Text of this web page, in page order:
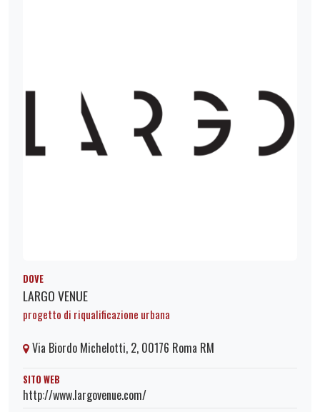
DOVE
LARGO VENUE
progetto di riqualificazione urbana
Via Biordo Michelotti, 2, 00176 Roma RM
SITO WEB
http://www.largovenue.com/